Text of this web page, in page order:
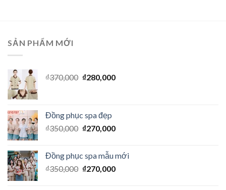
SẢN PHẨM MỚI
₫370,000 ₫280,000
Đồng phục spa đẹp
₫350,000 ₫270,000
Đồng phục spa mẫu mới
₫350,000 ₫270,000